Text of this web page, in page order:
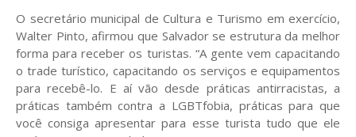
O secretário municipal de Cultura e Turismo em exercício,
Walter Pinto, afirmou que Salvador se estrutura da melhor
forma para receber os turistas. “A gente vem capacitando
o trade turístico, capacitando os serviços e equipamentos
para recebê-lo. E aí vão desde práticas antirracistas, a
práticas também contra a LGBTfobia, práticas para que
você consiga apresentar para esse turista tudo que ele